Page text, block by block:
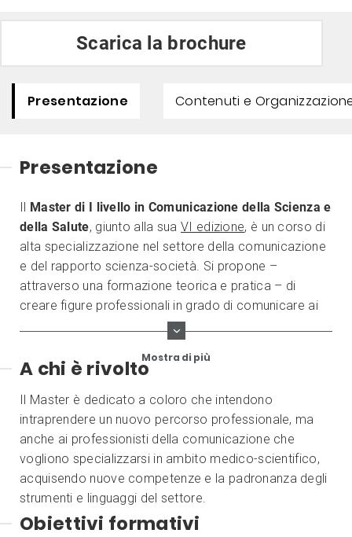
Scarica la brochure
Presentazione Contenuti e
Presentazione
Il Master di I livello in Comunicazione della Scienza e
della Salute, giunto alla suaVI edizione, è un corso di
alta specializzazione nel settore della comunicazione
e del rapporto scienza-società. Si propone –
attraverso una formazione teorica e pratica – di
creare figure professionali in grado di comunicare ai
diversi pubblici interessati alla ricerca e all’innovazione
definita secondo
l’approccioOne Healthin cui benessere umano,
loro.
Mostra di più
A chi è rivolto
Il Master è dedicato a coloro che intendono
intraprendere un nuovo percorso professionale, ma
anche ai professionisti della comunicazione che
vogliono specializzarsi in ambito medico-scientifico,
acquisendo nuove competenze e la padronanza degli
strumenti e linguaggi del settore.
Obiettivi formativi